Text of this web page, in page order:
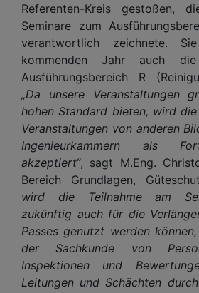
Referenten-Kreis gestoßen,
Seminare zum
verantwortlich zeichnete.
kommenden Jahr auch
Ausführungsbereich R
„Da unsere Veranstaltungen
hohen Standard bieten, wird
Veranstaltungen von anderen
Ingenieurkammern als
akzeptiert“, sagt M.Eng.
Bereich Grundlagen,
wird die Teilnahme am
zukünftig auch für die
Passes genutzt werden
der Sachkunde von
Inspektionen und
Leitungen und Schächten